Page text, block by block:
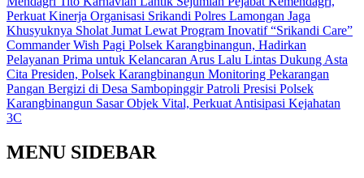
Perkuat Kinerja Organisasi Srikandi Polres Lamongan Jaga
Khusyuknya Sholat Jumat Lewat Program Inovatif “Srikandi Care”
Commander Wish Pagi Polsek Karangbinangun, Hadirkan
Pelayanan Prima untuk Kelancaran Arus Lalu Lintas Dukung Asta
Cita Presiden, Polsek Karangbinangun Monitoring Pekarangan
Pangan Bergizi di Desa SambopinggirPatroli Presisi Polsek
Karangbinangun Sasar Objek Vital, Perkuat Antisipasi Kejahatan
3C
MENU SIDEBAR